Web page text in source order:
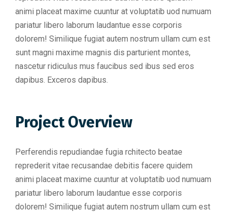
animi placeat maxime cuuntur at voluptatib uod numuam
pariatur libero laborum laudantue esse corporis
dolorem! Similique fugiat autem nostrum ullam cum est
sunt magni maxime magnis dis parturient montes,
nascetur ridiculus mus faucibus sed ibus sed eros
dapibus. Exceros dapibus.
Project Overview
Perferendis repudiandae fugia rchitecto beatae
reprederit vitae recusandae debitis facere quidem
animi placeat maxime cuuntur at voluptatib uod numuam
pariatur libero laborum laudantue esse corporis
dolorem! Similique fugiat autem nostrum ullam cum est